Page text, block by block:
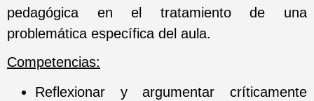
pedagógica en el tratamiento de una
problemática específica del aula.
Competencias:
Reflexionar y argumentar críticamente